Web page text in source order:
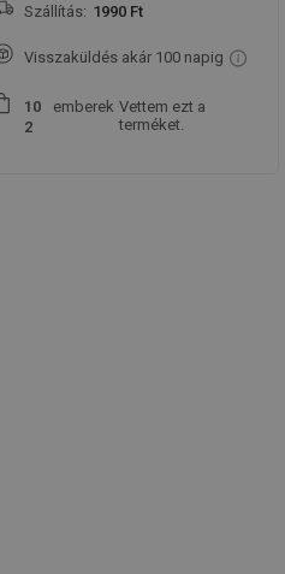
Szállítás: 1990 Ft
Visszaküldés akár 100 napig
1 0
2
emberek Vettem ezt a
terméket.